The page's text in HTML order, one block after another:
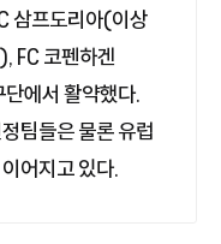
삼프도리아(이상
FC 코펜하겐
에서 활약했다.
팀들은 물론 유럽
어지고 있다.